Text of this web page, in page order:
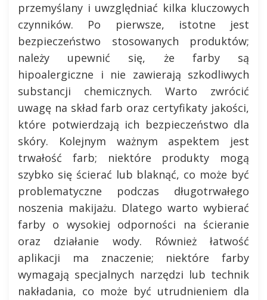
przemyślany i uwzględniać kilka kluczowych
czynników. Po pierwsze, istotne jest
bezpieczeństwo stosowanych produktów;
należy upewnić się, że farby są
hipoalergiczne i nie zawierają szkodliwych
substancji chemicznych. Warto zwrócić
uwagę na skład farb oraz certyfikaty jakości,
które potwierdzają ich bezpieczeństwo dla
skóry. Kolejnym ważnym aspektem jest
trwałość farb; niektóre produkty mogą
szybko się ścierać lub blaknąć, co może być
problematyczne podczas długotrwałego
noszenia makijażu. Dlatego warto wybierać
farby o wysokiej odporności na ścieranie
oraz działanie wody. Również łatwość
aplikacji ma znaczenie; niektóre farby
wymagają specjalnych narzędzi lub technik
nakładania, co może być utrudnieniem dla